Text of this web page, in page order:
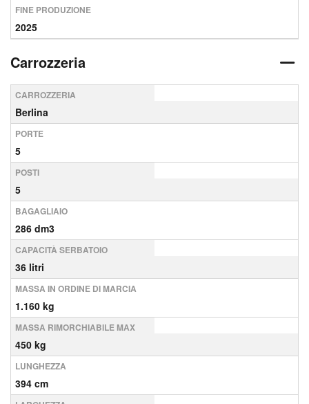
FINE PRODUZIONE
2025
Carrozzeria
CARROZZERIA
Berlina
PORTE
5
POSTI
5
BAGAGLIAIO
286 dm3
CAPACITÀ SERBATOIO
36 litri
MASSA IN ORDINE DI MARCIA
1.160 kg
MASSA RIMORCHIABILE MAX
450 kg
LUNGHEZZA
394 cm